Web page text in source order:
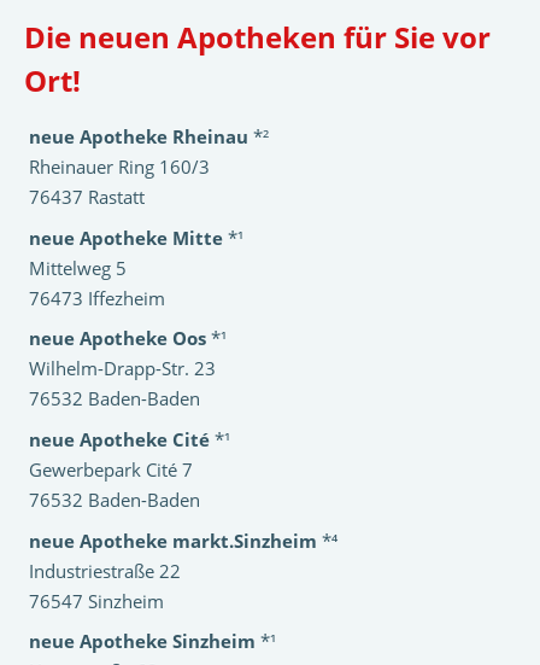
Die neuen Apotheken für Sie vor
Ort!
neue Apotheke Rheinau *²
Rheinauer Ring 160/3
76437 Rastatt
neue Apotheke Mitte *¹
Mittelweg 5
76473 Iffezheim
neue Apotheke Oos *¹
Wilhelm-Drapp-Str. 23
76532 Baden-Baden
neue Apotheke Cité *¹
Gewerbepark Cité 7
76532 Baden-Baden
neue Apotheke markt.Sinzheim *⁴
Industriestraße 22
76547 Sinzheim
neue Apotheke Sinzheim *¹